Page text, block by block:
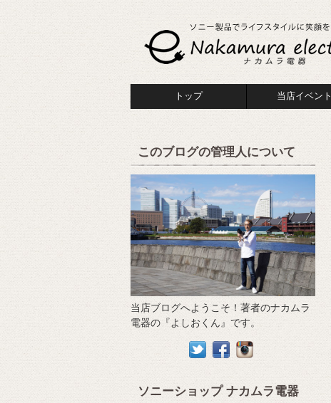
トップ 当店イベント
このブログの管理人について
当店ブログへようこそ！著者のナカムラ
電器の『よしおくん』です。
ソニーショップ ナカムラ電器